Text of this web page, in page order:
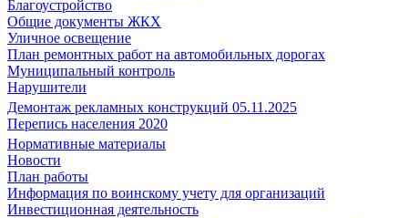
Благоустройство
Общие документы ЖКХ
Уличное освещение
План ремонтных работ на автомобильных дорогах
Муниципальный контроль
Нарушители
Демонтаж рекламных конструкций 05.11.2025
Перепись населения 2020
Нормативные материалы
Новости
План работы
Информация по воинскому учету для организаций
Инвестиционная деятельность